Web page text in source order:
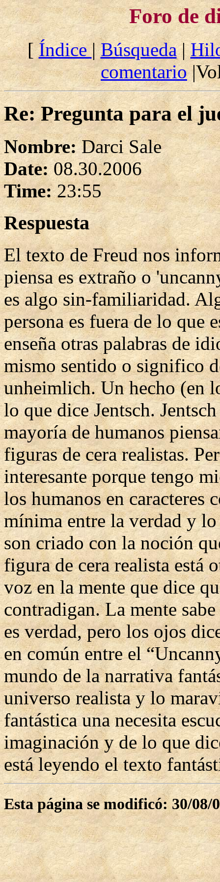
Foro de
[Índice|Búsqueda|
comentario
Re: Pregunta para el
Nombre:Darci Sale
Date:08.30.2006
Time:23:55
Respuesta
El texto de Freud nos
piensa es extraño o
es algo sin-familiaridad.
persona es fuera de lo que
enseña otras palabras de
mismo sentido o significo
unheimlich. Un hecho (en
lo que dice Jentsch.
mayoría de humanos
figuras de cera realistas.
interesante porque tengo
los humanos en caracteres
mínima entre la verdad y
son criado con la noción
figura de cera realista está
voz en la mente que dice
contradigan. La mente
es verdad, pero los ojos
en común entre el
mundo de la narrativa
universo realista y lo
fantástica una necesita
imaginación y de lo que
está leyendo el texto
Esta página se modificó: 30/08/